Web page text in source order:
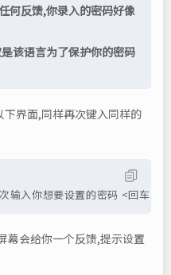
何反馈,你录入的密码好像
该语言为了保护你的密码
界面,同样再次键入同样的
入你想要设置的密码 <回车>
幕会给你一个反馈,提示设置